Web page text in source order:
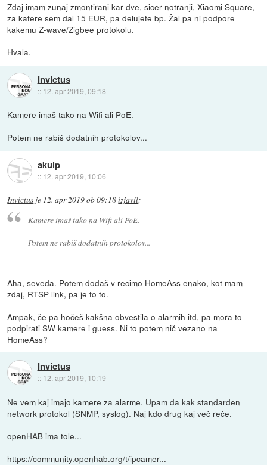
Zdaj imam zunaj zmontirani kar dve, sicer notranji, Xiaomi Square,
za katere sem dal 15 EUR, pa delujete bp. Žal pa ni podpore
kakemu Z-wave/Zigbee protokolu.
Hvala.
Invictus
:: 12. apr 2019, 09:18
Kamere imaš tako na Wifi ali PoE.
Potem ne rabiš dodatnih protokolov...
akulp
:: 12. apr 2019, 10:06
Invictus je 12. apr 2019 ob 09:18izjavil:
Kamere imaš tako na Wifi ali PoE.
Potem ne rabiš dodatnih protokolov...
Aha, seveda. Potem dodaš v recimo HomeAss enako, kot mam
zdaj, RTSP link, pa je to to.
Ampak, če pa hočeš kakšna obvestila o alarmih itd, pa mora to
podpirati SW kamere i guess. Ni to potem nič vezano na
HomeAss?
Invictus
:: 12. apr 2019, 10:19
Ne vem kaj imajo kamere za alarme. Upam da kak standarden
network protokol (SNMP, syslog). Naj kdo drug kaj več reče.
openHAB ima tole...
https://community.openhab.org/t/ipcamer...